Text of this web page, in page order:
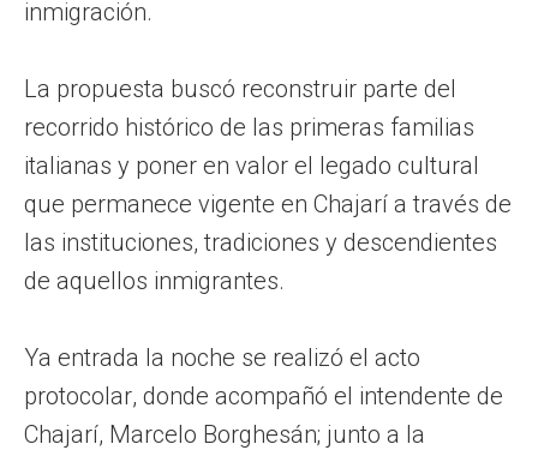
inmigración.
La propuesta buscó reconstruir parte del
recorrido histórico de las primeras familias
italianas y poner en valor el legado cultural
que permanece vigente en Chajarí a través de
las instituciones, tradiciones y descendientes
de aquellos inmigrantes.
Ya entrada la noche se realizó el acto
protocolar, donde acompañó el intendente de
Chajarí, Marcelo Borghesán; junto a la